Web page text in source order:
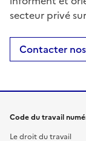
secteur privé
Contacter
Code du travail
Le droit du travail